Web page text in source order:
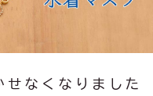
なくなりました